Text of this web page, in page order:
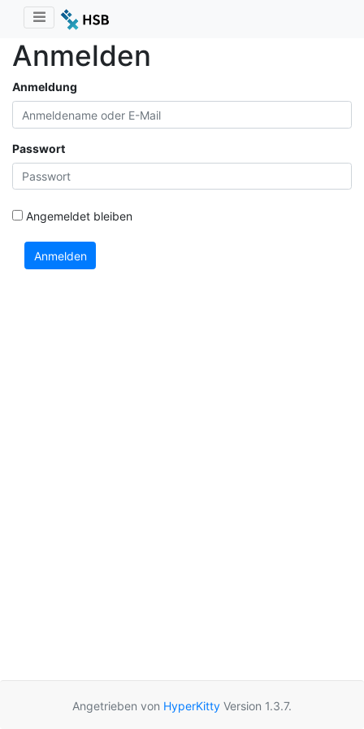
Anmelden
Anmeldung
Passwort
Angemeldet bleiben
Anmelden
Angetrieben von HyperKitty Version 1.3.7.